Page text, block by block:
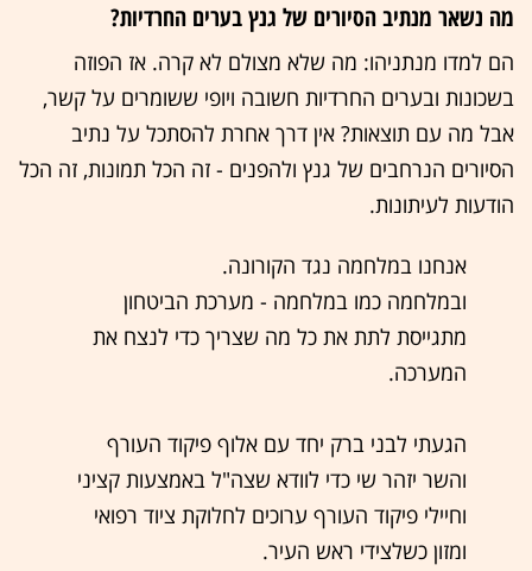
מה נשאר מנתיב הסיורים של גנץ בערים החרדיות?
הם למדו מנתניהו: מה שלא מצולם לא קרה. אז הפוזה
בשכונות ובערים החרדיות חשובה ויופי ששומרים על קשר,
אבל מה עם תוצאות? אין דרך אחרת להסתכל על נתיב
הסיורים הנרחבים של גנץ ולהפנים - זה הכל תמונות, זה הכל
הודעות לעיתונות.
אנחנו במלחמה נגד הקורונה.
ובמלחמה כמו במלחמה - מערכת הביטחון
מתגייסת לתת את כל מה שצריך כדי לנצח את
המערכה.
הגעתי לבני ברק יחד עם אלוף פיקוד העורף
והשר יזהר שי כדי לוודא שצה"ל באמצעות קציני
וחיילי פיקוד העורף ערוכים לחלוקת ציוד רפואי
ומזון כשלצידי ראש העיר.